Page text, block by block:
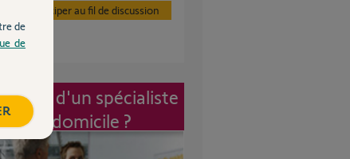
Participer au fil de discussion
d'un spécialiste
mon domicile ?
de
de